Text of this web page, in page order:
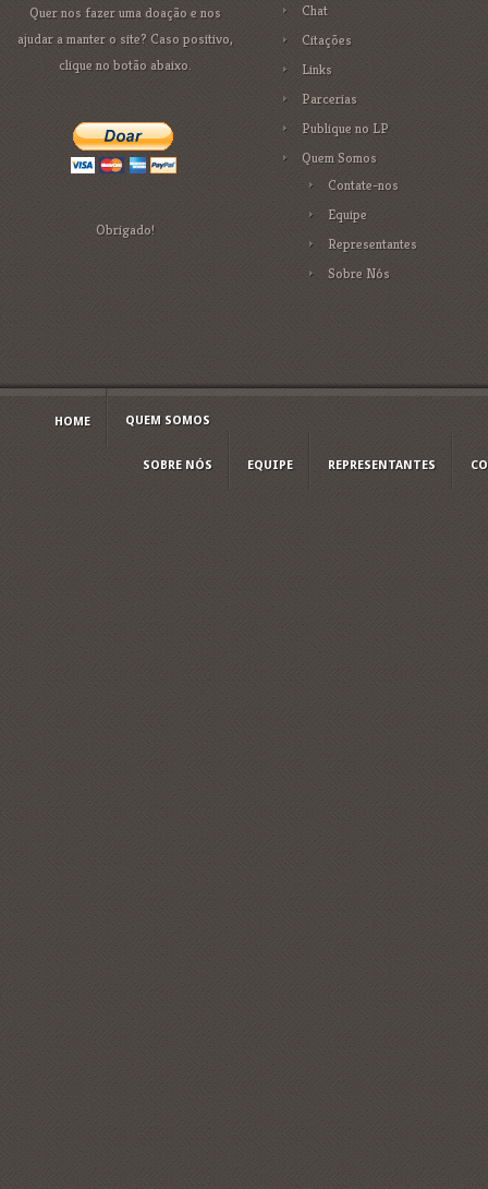
Quer nos fazer uma doação e nos
ajudar a manter o site? Caso positivo,
clique no botão abaixo.
Obrigado!
Chat
Citações
Links
Parcerias
Publique no LP
Quem Somos
Contate-nos
Equipe
Representantes
Sobre Nós
HOME QUEM SOMOS
SOBRE NÓS EQUIPE REPRESENTANTES